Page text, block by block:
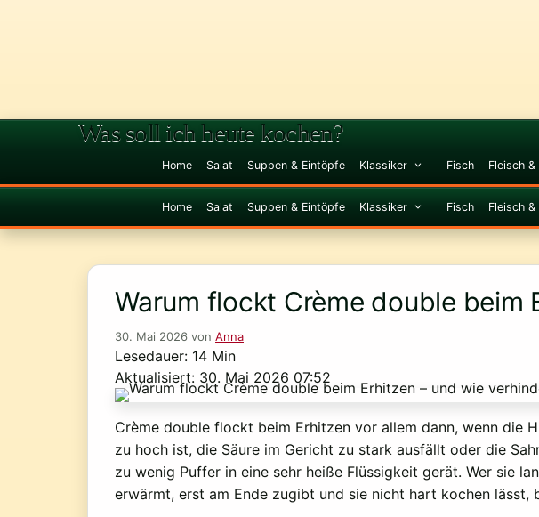
Was soll ich heute kochen?
Home Salat Suppen & Eintöpfe Klassiker Fisch Fleisch &
Home Salat Suppen & Eintöpfe Klassiker Fisch Fleisch &
Warum flockt Crème double beim
30. Mai 2026 von Anna
Lesedauer: 14 Min
Aktualisiert: 30. Mai 2026 07:52
Crème double flockt beim Erhitzen vor allem dann, wenn die
zu hoch ist, die Säure im Gericht zu stark ausfällt oder die
zu wenig Puffer in eine sehr heiße Flüssigkeit gerät. Wer sie
erwärmt, erst am Ende zugibt und sie nicht hart kochen